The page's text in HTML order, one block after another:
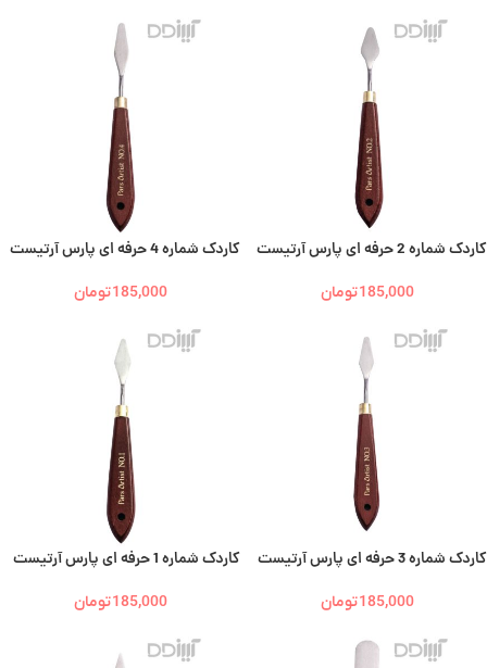
کاردک شماره 2 حرفه ای پارس آرتیست
185,000تومان
کاردک شماره 4 حرفه ای پارس آرتیست
185,000تومان
کاردک شماره 3 حرفه ای پارس آرتیست
185,000تومان
کاردک شماره 1 حرفه ای پارس آرتیست
185,000تومان